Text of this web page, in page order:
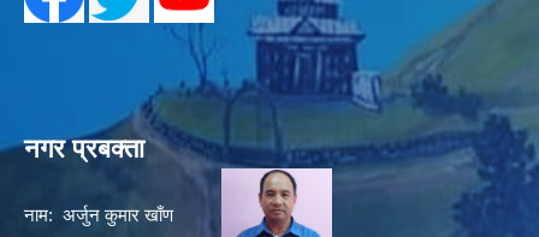
नगर प्रबक्ता
नाम: अर्जुन कुमार खाँण